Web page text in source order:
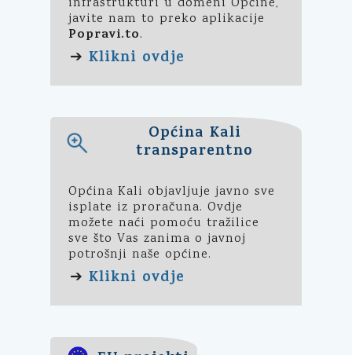
javite nam to preko aplikacije
Popravi.to.
➔ Klikni ovdje
Općina Kali
transparentno
Općina Kali objavljuje javno sve
isplate iz proračuna. Ovdje
možete naći pomoću tražilice
sve što Vas zanima o javnoj
potrošnji naše općine.
➔ Klikni ovdje